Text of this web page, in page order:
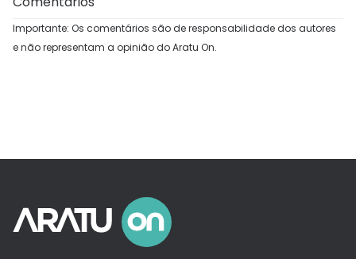
Importante: Os comentários são de responsabilidade dos autores
e não representam a opinião do Aratu On.